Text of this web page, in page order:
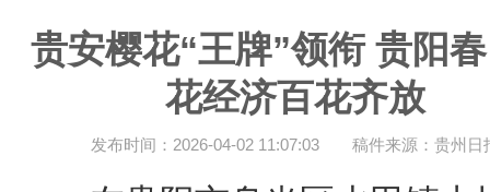
贵安樱花“王牌”领衔 贵阳
花经济百花齐放
发布时间：2026-04-02 11:07:03 稿件来源：贵州日